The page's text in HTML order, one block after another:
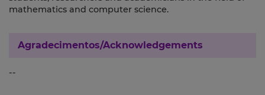
mathematics and computer science.
Agradecimentos/Acknowledgements
--